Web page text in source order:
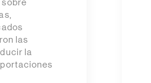
sobre
las
la